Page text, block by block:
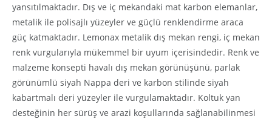
yansıtılmaktadır. Dış ve iç mekandaki mat karbon elemanlar,
metalik ile polisajlı yüzeyler ve güçlü renklendirme araca
güç katmaktadır. Lemonax metalik dış mekan rengi, iç mekan
renk vurgularıyla mükemmel bir uyum içerisindedir. Renk ve
malzeme konsepti havalı dış mekan görünüşünü, parlak
görünümlü siyah Nappa deri ve karbon stilinde siyah
kabartmalı deri yüzeyler ile vurgulamaktadır. Koltuk yan
desteğinin her sürüş ve arazi koşullarında sağlanabilinmesi